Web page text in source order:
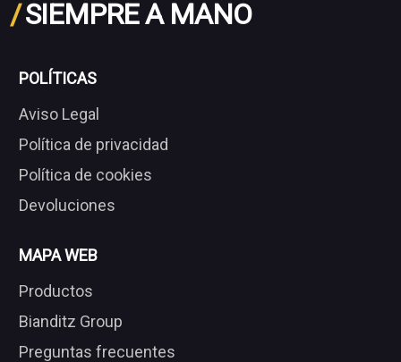
/SIEMPRE A MANO
POLÍTICAS
Aviso Legal
Política de privacidad
Política de cookies
Devoluciones
MAPA WEB
Productos
Bianditz Group
Preguntas frecuentes